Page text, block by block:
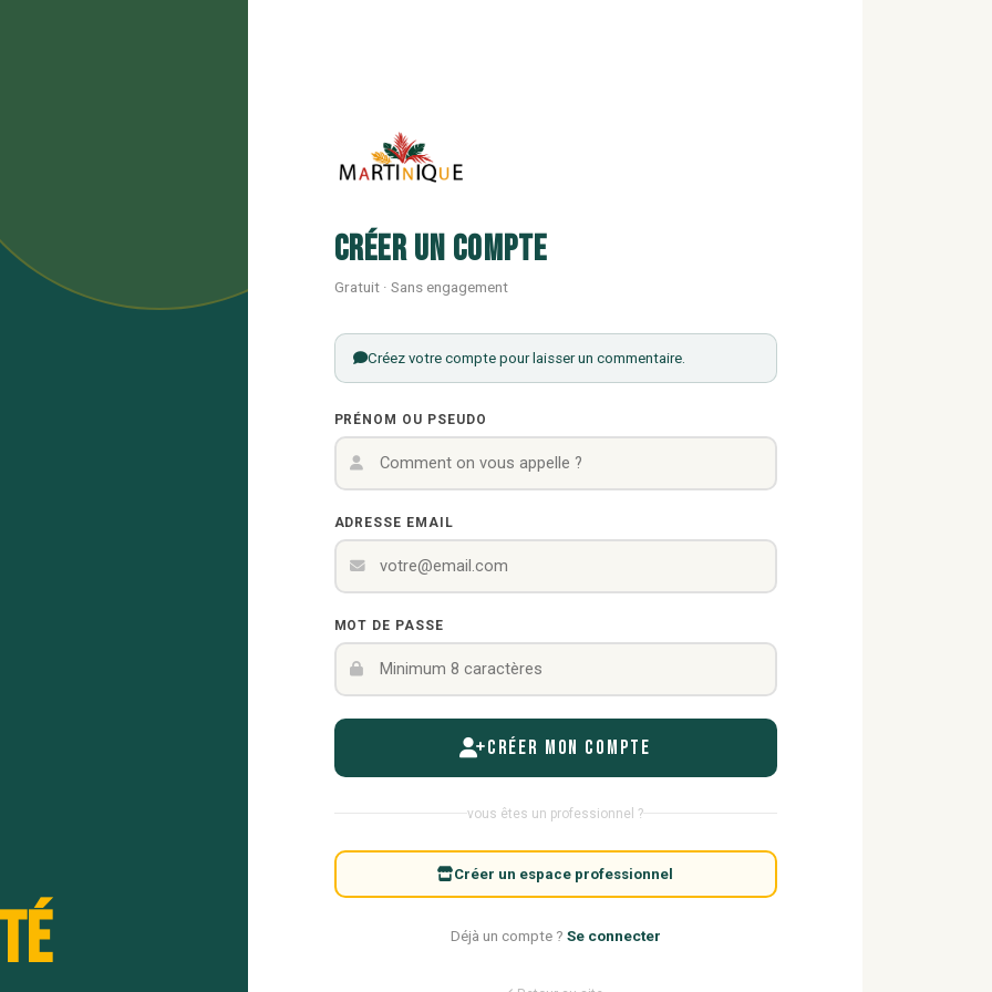
Créer un compte
Gratuit · Sans engagement
Créez votre compte pour laisser un commentaire.
PRÉNOM OU PSEUDO
ADRESSE EMAIL
MOT DE PASSE
Créer mon compte
vous êtes un professionnel ?
Créer un espace professionnel
Déjà un compte ? Se connecter